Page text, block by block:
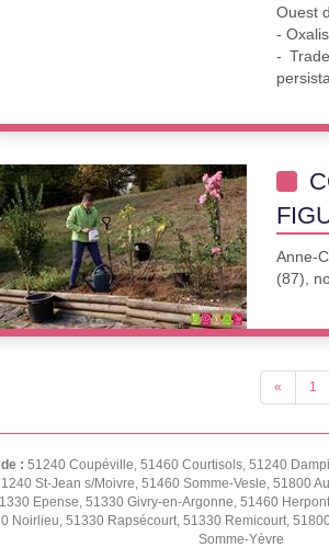
Ouest
-
-
Anne-
(87),
« 1
: 51240 Coupéville, 51460 Courtisols, 51240
St-Jean s/Moivre, 51460 Somme-Vesle, 51800
Epense, 51330 Givry-en-Argonne, 51460
Noirlieu, 51330 Rapsécourt, 51330 Remicourt,
Somme-Yèvre